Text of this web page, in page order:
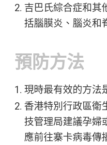
吉巴氏綜合症和其
括腦膜炎、腦炎和
預防方法
現時最有效的方法
香港特別行政區衛
技管理局建議孕婦
應前往寨卡病毒傳